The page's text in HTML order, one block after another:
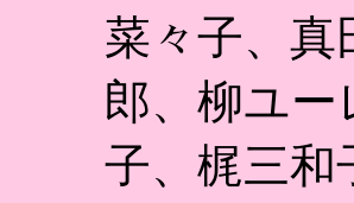
菜々子、真
郎、柳ユー
子、梶三和